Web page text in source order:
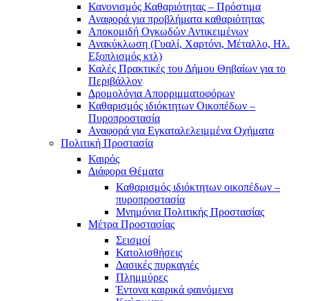
Κανονισμός Καθαριότητας – Πρόστιμα
Αναφορά για προβλήματα καθαριότητας
Αποκομιδή Ογκωδών Αντικειμένων
Ανακύκλωση (Γυαλί, Χαρτόνι, Μέταλλο, Ηλ.
Εξοπλισμός κτλ)
Καλές Πρακτικές του Δήμου Θηβαίων για το
Περιβάλλον
Δρομολόγια Απορριμματοφόρων
Καθαρισμός ιδιόκτητων Οικοπέδων –
Πυροπροστασία
Αναφορά για Εγκαταλελειμμένα Οχήματα
Πολιτική Προστασία
Καιρός
Διάφορα Θέματα
Καθαρισμός ιδιόκτητων οικοπέδων –
πυροπροστασία
Μνημόνια Πολιτικής Προστασίας
Μέτρα Προστασίας
Σεισμοί
Κατολισθήσεις
Δασικές πυρκαγιές
Πλημμύρες
Έντονα καιρικά φαινόμενα